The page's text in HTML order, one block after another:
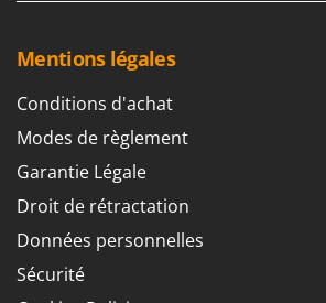
Mentions légales
Conditions d'achat
Modes de règlement
Garantie Légale
Droit de rétractation
Données personnelles
Sécurité